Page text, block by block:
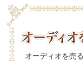
オーディオを売